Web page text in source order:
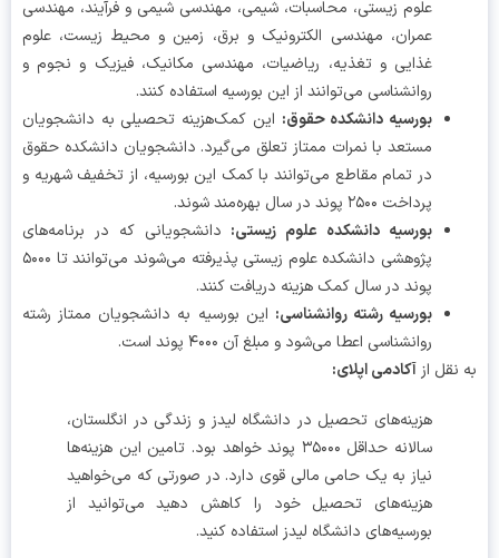
علوم زیستی، محاسبات، شیمی، مهندسی شیمی و فرآیند، مهندسی
عمران، مهندسی الکترونیک و برق، زمین و محیط‌ زیست، علوم
غذایی و تغذیه، ریاضیات، مهندسی مکانیک، فیزیک و نجوم و
روانشناسی می‌توانند از این بورسیه استفاده کنند.
بورسیه دانشکده حقوق:این کمک‌هزینه تحصیلی به دانشجویان
مستعد با نمرات ممتاز تعلق می‌گیرد. دانشجویان دانشکده حقوق
در تمام مقاطع می‌توانند با کمک این بورسیه، از تخفیف شهریه و
پرداخت ۲۵۰۰ پوند در سال بهره‌مند شوند.
بورسیه دانشکده علوم زیستی:دانشجویانی که در برنامه‌های
پژوهشی دانشکده علوم زیستی پذیرفته می‌شوند می‌توانند تا ۵۰۰۰
پوند در سال کمک هزینه دریافت کنند.
بورسیه رشته روانشناسی:این بورسیه به دانشجویان ممتاز رشته
روانشناسی اعطا می‌شود و مبلغ آن ۴۰۰۰ پوند است.
ازآکادمی اپلای:
هزینه‌های تحصیل در دانشگاه لیدز و زندگی در انگلستان،
سالانه حداقل ۳۵۰۰۰ پوند خواهد بود. تامین این هزینه‌ها
نیاز به یک حامی مالی قوی دارد. در صورتی که می‌خواهید
هزینه‌های تحصیل خود را کاهش دهید می‌توانید از
بورسیه‌های دانشگاه لیدز استفاده کنید.